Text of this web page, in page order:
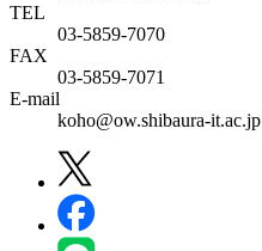
TEL
03-5859-7070
FAX
03-5859-7071
E-mail
koho@ow.shibaura-it.ac.jp